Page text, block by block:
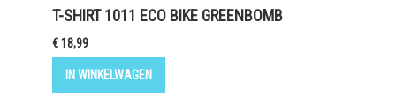
T-SHIRT 1011 ECO BIKE GREENBOMB
€ 18,99
IN WINKELWAGEN